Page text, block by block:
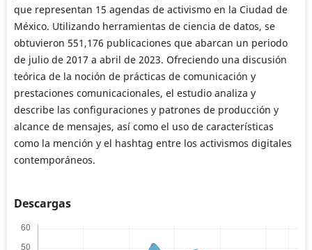
que representan 15 agendas de activismo en la Ciudad de
México. Utilizando herramientas de ciencia de datos, se
obtuvieron 551,176 publicaciones que abarcan un periodo
de julio de 2017 a abril de 2023. Ofreciendo una discusión
teórica de la noción de prácticas de comunicación y
prestaciones comunicacionales, el estudio analiza y
describe las configuraciones y patrones de producción y
alcance de mensajes, así como el uso de características
como la mención y el hashtag entre los activismos digitales
contemporáneos.
Descargas